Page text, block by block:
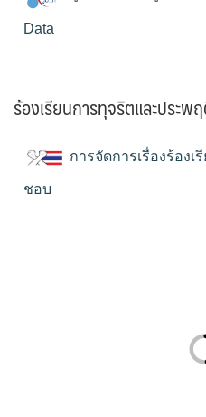
Data
ร้องเรียนการทุจริตและประพ
การจัดการเรื่องร้อง
ชอบ